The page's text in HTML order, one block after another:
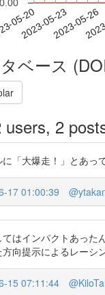
05-20
2023-05-232023-05-26
0.00
ベース
users, 2
「大爆走！」とあっ
17 01:00:39
はインパクトあった
方向提示によるレー
15 07:11:44